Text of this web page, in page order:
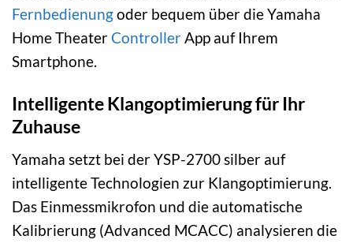
Fernbedienungoder bequem über die Yamaha
Home TheaterController App auf Ihrem
Smartphone.
Intelligente Klangoptimierung für Ihr
Zuhause
Yamaha setzt bei der YSP-2700 silber auf
intelligente Technologien zur Klangoptimierung.
Das Einmessmikrofon und die automatische
Kalibrierung (Advanced MCACC) analysieren die